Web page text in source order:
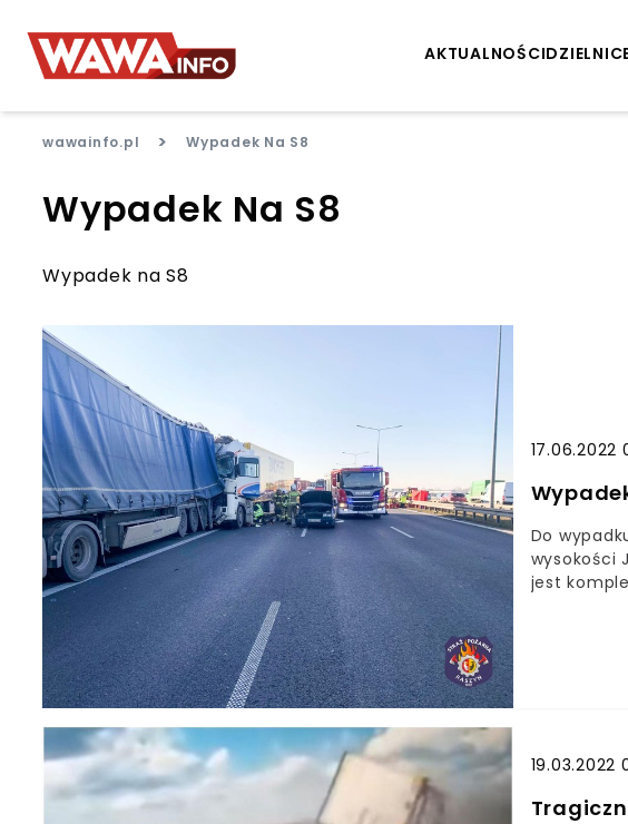
AKTUALNOŚCI
wawainfo.pl > Wypadek Na S8
Wypadek Na S8
Wypadek na S8
17.06.2022
Do
wysokości
jest
występują
Grocholic
19.03.2022